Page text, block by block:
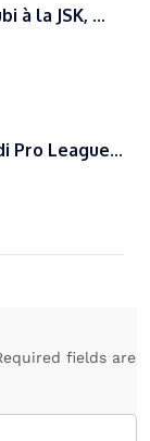
à la JSK, ...
Pro League...
fields are